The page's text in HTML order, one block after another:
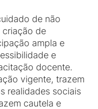
de não
criação de
ampla e
e
docente.
vigente, trazem
realidades sociais
cautela e